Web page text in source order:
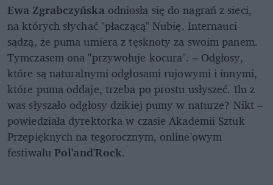
Ewa Zgrabczyńskaodniosła się do nagrań z sieci,
na których słychać "płaczącą" Nubię. Internauci
sądzą, że puma umiera z tęsknoty za swoim panem.
Tymczasem ona "przywołuje kocura". – Odgłosy,
które są naturalnymi odgłosami rujowymi i innymi,
które puma oddaje, trzeba po prostu usłyszeć. Ilu z
was słyszało odgłosy dzikiej pumy w naturze? Nikt –
powiedziała dyrektorka w czasie Akademii Sztuk
Przepięknych na tegorocznym, online'owym
festiwaluPol'and'Rock.